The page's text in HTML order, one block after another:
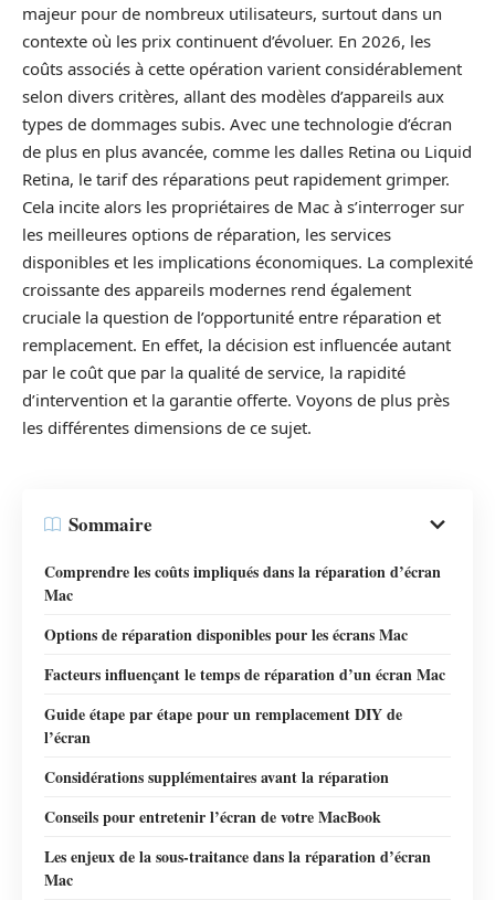
majeur pour de nombreux utilisateurs, surtout dans un
contexte où les prix continuent d’évoluer. En 2026, les
coûts associés à cette opération varient considérablement
selon divers critères, allant des modèles d’appareils aux
types de dommages subis. Avec une technologie d’écran
de plus en plus avancée, comme les dalles Retina ou Liquid
Retina, le tarif des réparations peut rapidement grimper.
Cela incite alors les propriétaires de Mac à s’interroger sur
les meilleures options de réparation, les services
disponibles et les implications économiques. La complexité
croissante des appareils modernes rend également
cruciale la question de l’opportunité entre réparation et
remplacement. En effet, la décision est influencée autant
par le coût que par la qualité de service, la rapidité
d’intervention et la garantie offerte. Voyons de plus près
les différentes dimensions de ce sujet.
Sommaire
Comprendre les coûts impliqués dans la réparation d’écran
Mac
Options de réparation disponibles pour les écrans Mac
Facteurs influençant le temps de réparation d’un écran Mac
Guide étape par étape pour un remplacement DIY de
l’écran
Considérations supplémentaires avant la réparation
Conseils pour entretenir l’écran de votre MacBook
Les enjeux de la sous-traitance dans la réparation d’écran
Mac